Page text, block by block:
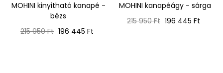
MOHINI kinyitható kanapé -
bézs
Normál
215 950 Ft Ár
196 445 Ft
MOHINI kanapéágy - sárga
Normál
215 950 Ft Ár
196 445 Ft